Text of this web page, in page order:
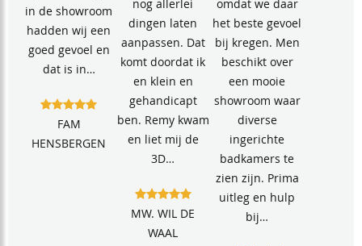
in de showroom
hadden wij een
goed gevoel en
dat is in…
FAM
HENSBERGEN
nog allerlei
dingen laten
aanpassen. Dat
komt doordat ik
en klein en
gehandicapt
ben. Remy kwam
en liet mij de
3D…
MW. WIL DE
WAAL
omdat we daar
het beste gevoel
bij kregen. Men
beschikt over
een mooie
showroom waar
diverse
ingerichte
badkamers te
zien zijn. Prima
uitleg en hulp
bij…